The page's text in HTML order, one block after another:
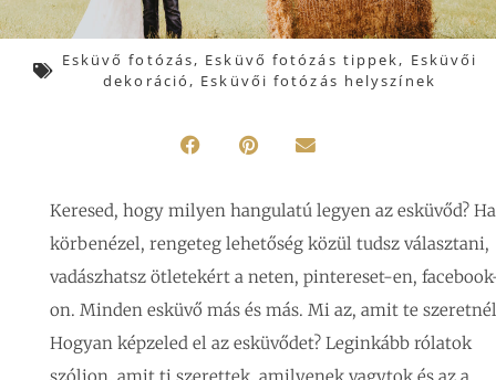
Esküvő fotózás, Esküvő fotózás tippek, Esküvői
dekoráció , Esküvői fotózás helyszínek
Keresed, hogy milyen hangulatú legyen az esküvőd? Ha
körbenézel, rengeteg lehetőség közül tudsz választani,
vadászhatsz ötletekért a neten, pintereset-en,
on. Minden esküvő más és más. Mi az, amit te
Hogyan képzeled el az esküvődet? Leginkább rólatok